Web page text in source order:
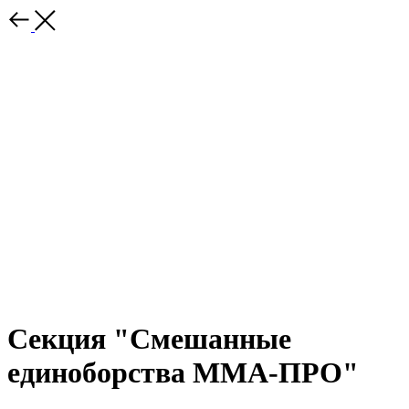
Секция "Смешанные
единоборства ММА-ПРО"